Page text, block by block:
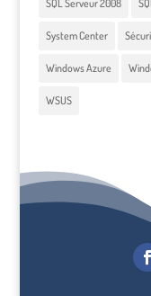
SQL Serveur 2008
System Center
Windows Azure
WSUS